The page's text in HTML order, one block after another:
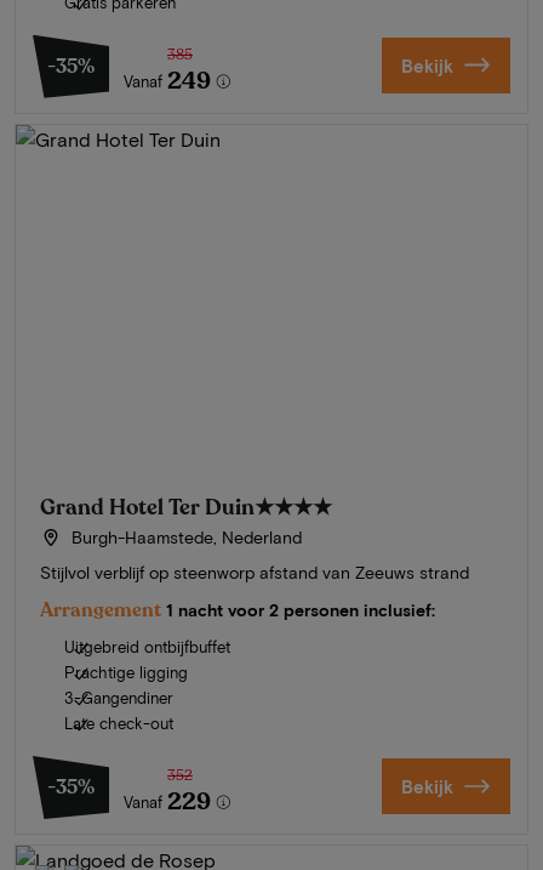
-35%
Vanaf
385
249 Bekijk
Grand Hotel Ter Duin★★★★
Burgh-Haamstede, Nederland
Stijlvol verblijf op steenworp afstand van Zeeuws strand
Arrangement 1 nacht voor 2 personen inclusief:
Uitgebreid ontbijfbuffet
Prachtige ligging
3-Gangendiner
Late check-out
-35%
Vanaf
352
229 Bekijk